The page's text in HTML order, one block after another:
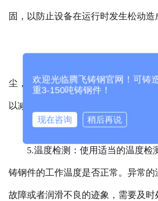
固，以防止设备在运行时发生松动造
4.清洁：定期清洁大型铸钢件表
尘，特别是在密封部位和移动部件
以减少摩擦和腐蚀，延长设备的使用
5.温度检测：使用适当的温度检
铸钢件的工作温度是否正常。异常
故障或者润滑不良的迹象，需要及时
欢迎光临腾飞铸钢官网！可铸
重3-150吨铸钢件！
现在咨询 稍后再说